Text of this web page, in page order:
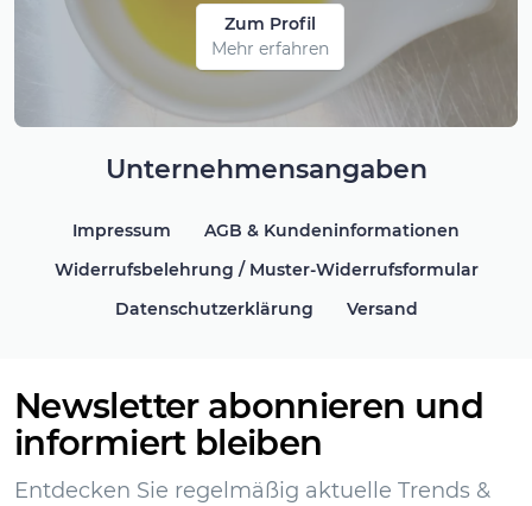
Zum Profil
Mehr erfahren
Unternehmensangaben
Impressum
AGB & Kundeninformationen
Widerrufsbelehrung / Muster-Widerrufsformular
Datenschutzerklärung
Versand
Newsletter abonnieren und
informiert bleiben
Entdecken Sie regelmäßig aktuelle Trends &